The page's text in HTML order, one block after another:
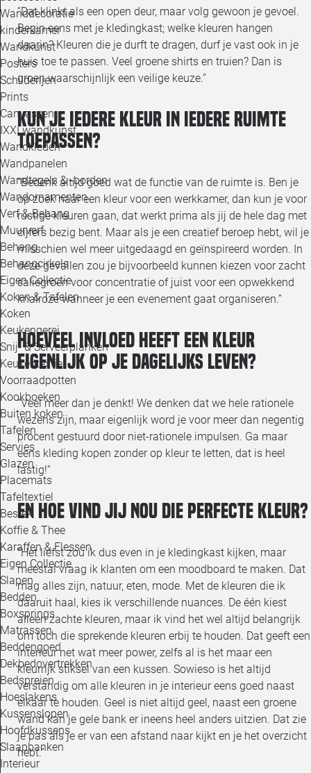
Wanddecoratie
kinderkamer
Wandkunst
Posters
Schilderijen
Prints
Canvassen
IXXI wandkunst
Wandkleden
Wandpanelen
Wandtegels & -borden
Wandornamenten
Verf & Behang
Muurverf
Behang
Behangcirkels
Eigen Collectie
Koken & Tafelen
Koken
Keukengerei
Snij- & Serveerplanken
Keukentextiel
Voorraadpotten
Kookboeken
Buiten koken
Tafelen
Servies
Glazen
Placemats
Tafeltextiel
Bestek
Koffie & Thee
Karaffen & Flessen
Eigen Collectie
Slapen
Bedden
Boxsprings
Matrassen
Beddengoed
Dekbedovertrekken
Bedspreien
Hoeslakens
Kussenslopen
Hoofdkussens
Slaapbanken
Interieur
“Dat klinkt als een open deur, maar volg gewoon je gevoel.
Begin eens met je kledingkast; welke kleuren hangen
daarin? Kleuren die je durft te dragen, durf je vast ook in je
huis toe te passen. Veel groene shirts en truien? Dan is
groen waarschijnlijk een veilige keuze.”
Kun je iedere kleur in iedere ruimte
toepassen?
“Bedenk altijd goed wat de functie van de ruimte is. Ben je
op zoek naar een kleur voor een werkkamer, dan kun je voor
rustige kleuren gaan, dat werkt prima als jij de hele dag met
cijfers bezig bent. Maar als je een creatief beroep hebt, wil je
misschien wel meer uitgedaagd en geïnspireerd worden. In
deze gevallen zou je bijvoorbeeld kunnen kiezen voor zacht
saliegroen voor concentratie of juist voor een opwekkend
knalroze wanneer je een evenement gaat organiseren.”
Hoeveel invloed heeft een kleur
eigenlijk op je dagelijks leven?
“Veel meer dan je denkt! We denken dat we hele rationele
wezens zijn, maar eigenlijk word je voor meer dan negentig
procent gestuurd door niet-rationele impulsen. Ga maar
eens kleding kopen zonder op kleur te letten, dat is heel
lastig!”
En hoe vind jij nou die perfecte kleur?
“Het liefst zou ik dus even in je kledingkast kijken, maar
meestal vraag ik klanten om een moodboard te maken. Dat
mag alles zijn, natuur, eten, mode. Met de kleuren die ik
daaruit haal, kies ik verschillende nuances. De één kiest
alleen zachte kleuren, maar ik vind het wel altijd belangrijk
om toch die sprekende kleuren erbij te houden. Dat geeft een
interieur net wat meer power, zelfs al is het maar een
kleurrijk stiksel van een kussen. Sowieso is het altijd
verstandig om alle kleuren in je interieur eens goed naast
elkaar te houden. Geel is niet altijd geel, naast een groene
wand kan je gele bank er ineens heel anders uitzien. Dat zie
je pas als je er van een afstand naar kijkt en je het overzicht
hebt.”